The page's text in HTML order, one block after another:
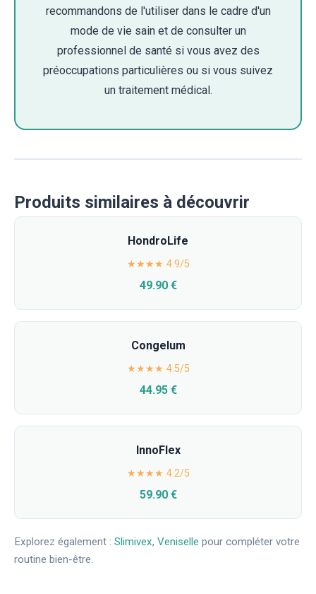
recommandons de l'utiliser dans le cadre d'un
mode de vie sain et de consulter un
professionnel de santé si vous avez des
préoccupations particulières ou si vous suivez
un traitement médical.
Produits similaires à découvrir
HondroLife
★★★★ 4.9/5
49.90 €
Congelum
★★★★ 4.5/5
44.95 €
InnoFlex
★★★★ 4.2/5
59.90 €
Explorez également : Slimivex, Veniselle pour compléter votre
routine bien-être.